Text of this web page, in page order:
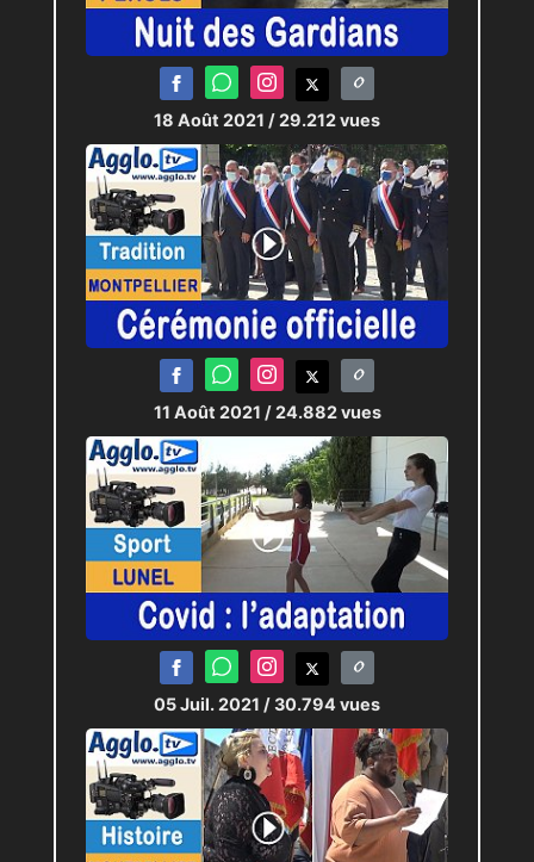
18 Août 2021 / 29.212 vues
11 Août 2021 / 24.882 vues
05 Juil. 2021 / 30.794 vues